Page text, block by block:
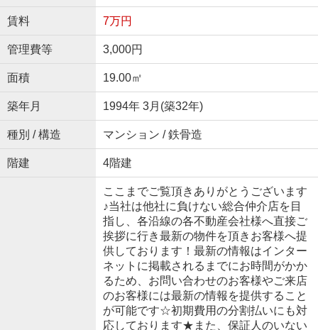
賃料 7万円
管理費等 3,000円
面積 19.00㎡
築年月 1994年 3月(築32年)
種別 / 構造 マンション / 鉄骨造
階建 4階建
ここまでご覧頂きありがとうございます
♪当社は他社に負けない総合仲介店を目
指し、各沿線の各不動産会社様へ直接ご
挨拶に行き最新の物件を頂きお客様へ提
供しております！最新の情報はインター
ネットに掲載されるまでにお時間がかか
るため、お問い合わせのお客様やご来店
のお客様には最新の情報を提供すること
が可能です☆初期費用の分割払いにも対
応しております★また、保証人のいない